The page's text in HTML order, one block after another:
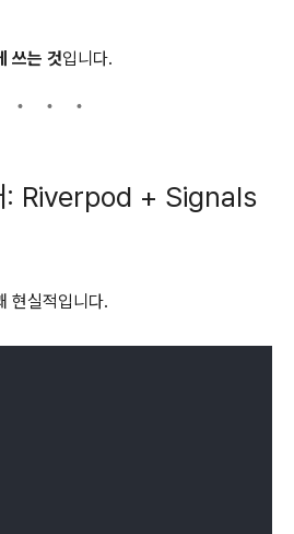
쓰는 것입니다.
: Riverpod + Signals
현실적입니다.